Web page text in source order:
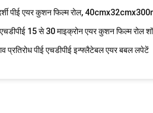
एचडीपीई 15 से 30 माइक्रोन एयर कुशन फिल्म रोल
प्रतिरोध पीई एचडीपीई इन्फ्लैटेबल एयर बबल लपेटें
20 माइक्रोन 200mmx100mm एयर बबल